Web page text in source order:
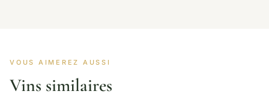
VOUS AIMEREZ AUSSI
Vins similaires